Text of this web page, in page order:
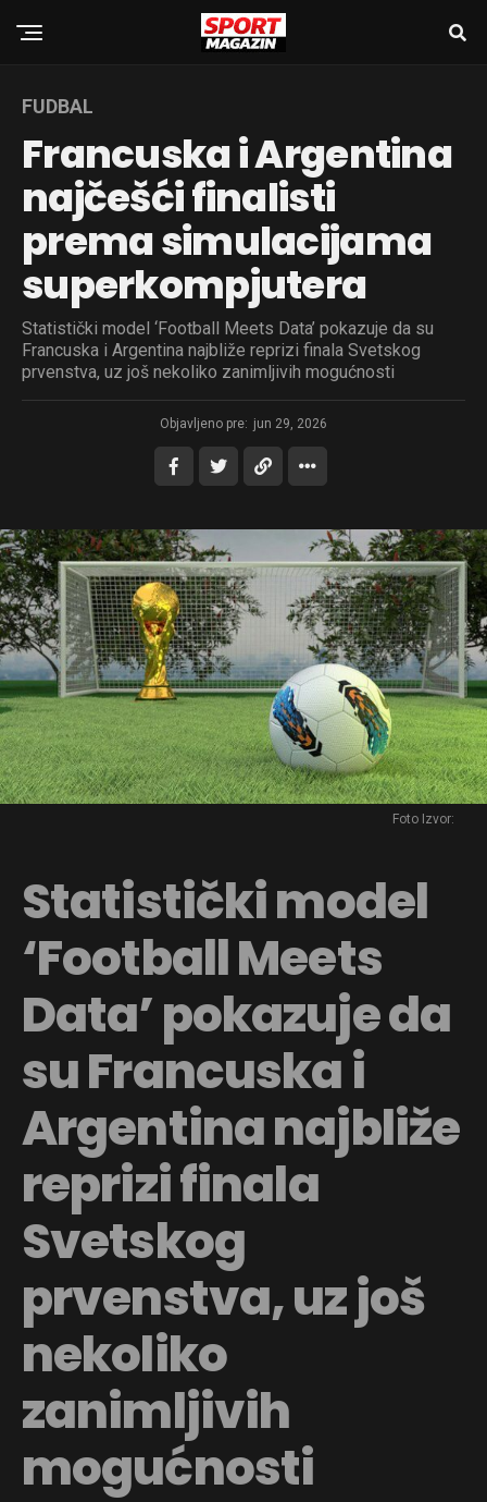
FUDBAL
Francuska i Argentina
najčešći finalisti
prema simulacijama
superkompjutera
Statistički model ‘Football Meets Data’ pokazuje da su
Francuska i Argentina najbliže reprizi finala Svetskog
prvenstva, uz još nekoliko zanimljivih mogućnosti
Objavljeno pre: jun 29, 2026
Foto Izvor:
Statistički model
‘Football Meets
Data’ pokazuje da
su Francuska i
Argentina najbliže
reprizi finala
Svetskog
prvenstva, uz još
nekoliko
zanimljivih
mogućnosti